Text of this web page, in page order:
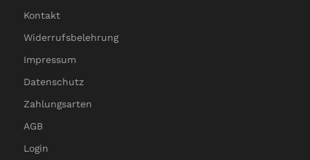
Kontakt
Widerrufsbelehrung
Impressum
Datenschutz
Zahlungsarten
AGB
Login